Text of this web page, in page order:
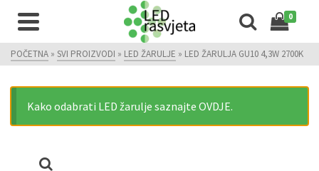
0
POČETNA » SVI PROIZVODI » LED ŽARULJE » LED ŽARULJA GU10 4,3W 2700K
Kako odabrati LED žarulje saznajte OVDJE.